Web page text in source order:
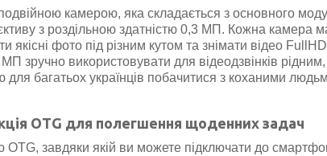
камерою, яка складається з основного
з роздільною здатністю 0,3 МП. Кожна камера
якісні фото під різним кутом та знімати відео
зручно використовувати для відеодзвінків
для багатьох українців побачитися з коханими
OTG для полегшення щоденних задач
завдяки якій ви можете підключати до